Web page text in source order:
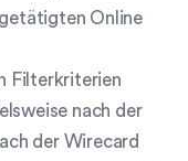
Online
Filterkriterien
nach der
der Wirecard